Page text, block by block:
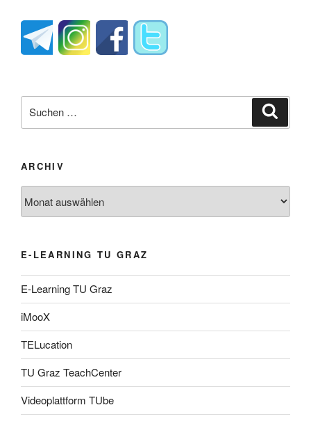
nach:
ARCHIV
E-LEARNING TU GRAZ
E-Learning TU Graz
iMooX
TELucation
TU Graz TeachCenter
Videoplattform TUbe